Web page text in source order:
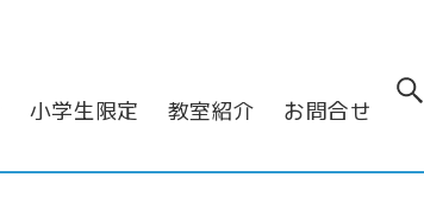
小学生限定 教室紹介 お問合せ